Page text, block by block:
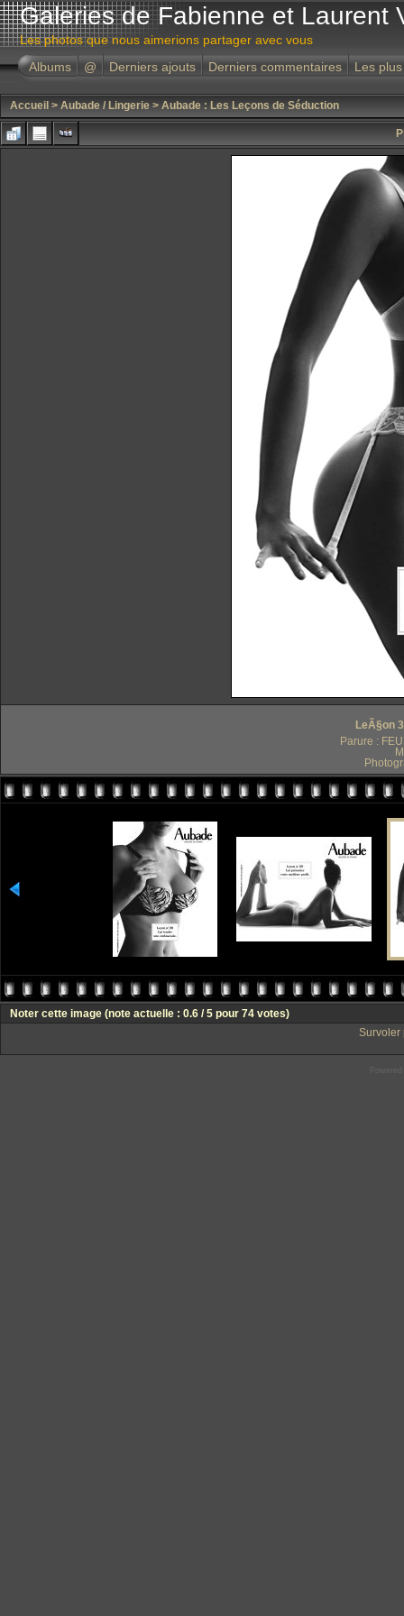
Galeries de Fabienne et Laurent
Les photos que nous aimerions partager avec vous
Albums
@ Derniers ajouts Derniers commentaires Les
Accueil > Aubade / Lingerie > Aubade : Les Leçons de Séduction
LeÃ§on
Parure :
Noter cette image (note actuelle : 0.6 / 5 pour 74 votes)
Survoler